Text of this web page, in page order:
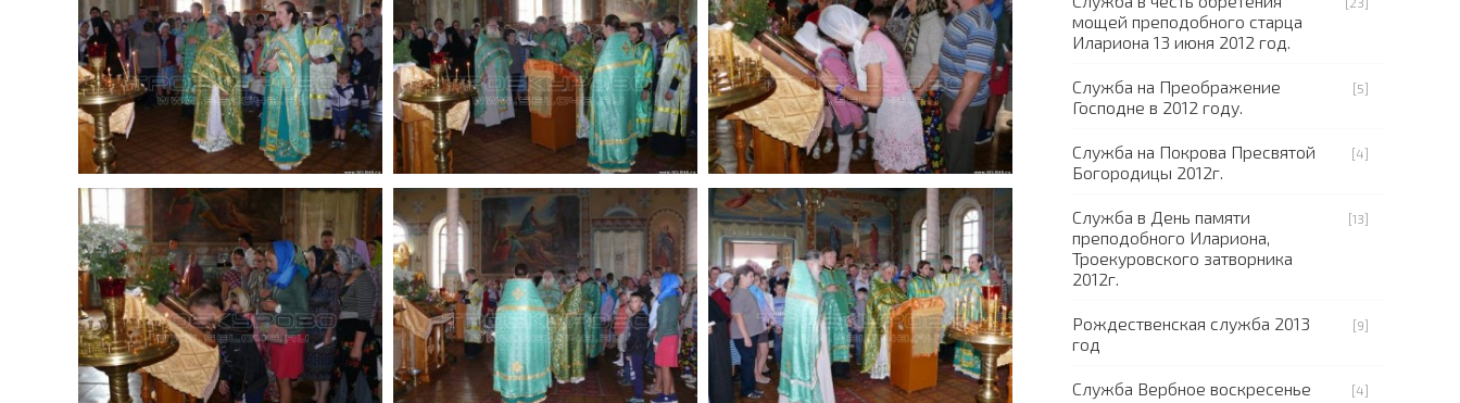
мощей преподобного старца
Илариона 13 июня 2012 год.
Служба на Преображение
Господне в 2012 году.
[5]
Служба на Покрова Пресвятой
Богородицы 2012г.
[4]
Служба в День памяти
преподобного Илариона,
Троекуровского затворника
2012г.
[13]
Рождественская служба 2013
год
[9]
Служба Вербное воскресенье
[4]